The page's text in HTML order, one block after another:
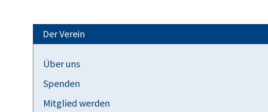
Der Verein
Über uns
Spenden
Mitglied werden
Rechtsprechung
Mütterrente: Rückwirkende Abänderung des